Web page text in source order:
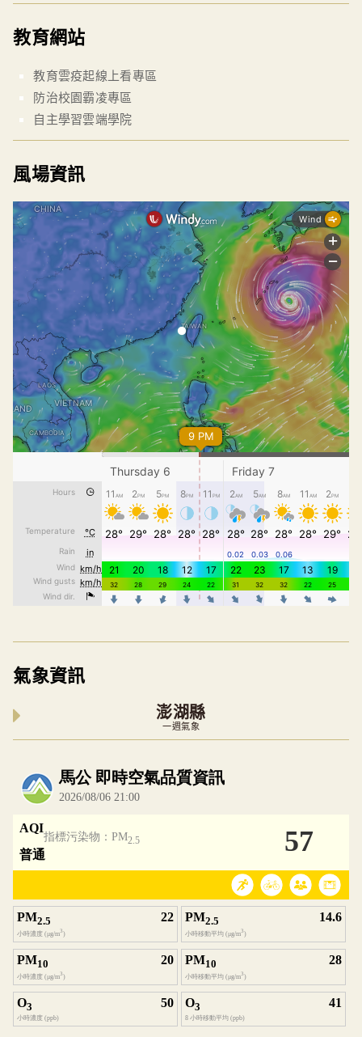
教育網站
教育雲疫起線上看專區
防治校園霸凌專區
自主學習雲端學院
風場資訊
氣象資訊
澎湖縣
一週氣象
內嵌空氣品質小工具為視覺預覽，完整即時空